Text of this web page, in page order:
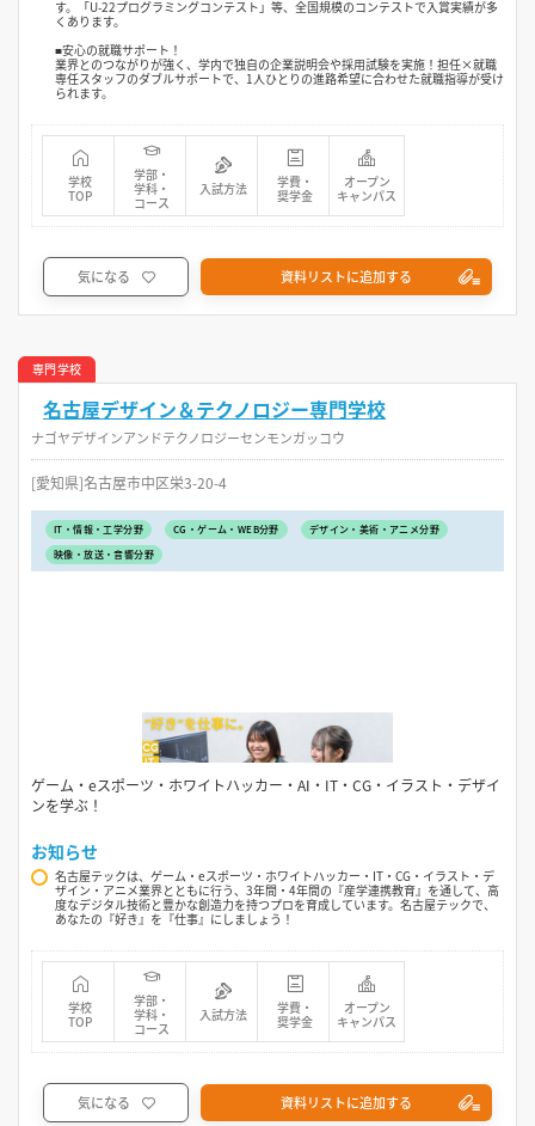
す。「U-22プログラミングコンテスト」等、全国規模のコンテストで入賞実績が多
くあります。
■安心の就職サポート！
業界とのつながりが強く、学内で独自の企業説明会や採用試験を実施！担任×就職
専任スタッフのダブルサポートで、1人ひとりの進路希望に合わせた就職指導が受け
られます。
学校
TOP
学部・
学科・
コース
入試方法
学費・
奨学金
オープン
キャンパス
気になる 資料リストに追加する
専門学校
名古屋デザイン＆テクノロジー専門学校
ナゴヤデザインアンドテクノロジーセンモンガッコウ
[愛知県]名古屋市中区栄3-20-4
IT・情報・工学分野 CG・ゲーム・WEB分野
デザイン・美術・アニメ分野
映像・放送・音響分野
ゲーム・eスポーツ・ホワイトハッカー・AI・IT・CG・イラスト・デザイ
ンを学ぶ！
お知らせ
名古屋テックは、ゲーム・eスポーツ・ホワイトハッカー・IT・CG・イラスト・デ
ザイン・アニメ業界とともに行う、3年間・4年間の『産学連携教育』を通して、高
度なデジタル技術と豊かな創造力を持つプロを育成しています。名古屋テックで、
あなたの『好き』を『仕事』にしましょう！
学校
TOP
学部・
学科・
コース
入試方法
学費・
奨学金
オープン
キャンパス
気になる 資料リストに追加する